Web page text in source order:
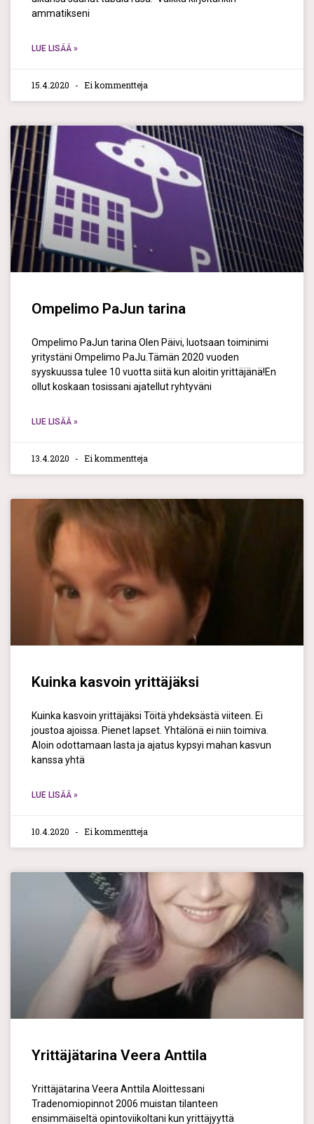
ammatikseni
LUE LISÄÄ »
15.4.2020 Ei kommentteja
Ompelimo PaJun tarina
Ompelimo PaJun tarina Olen Päivi, luotsaan toiminimi
yritystäni Ompelimo PaJu.Tämän 2020 vuoden
syyskuussa tulee 10 vuotta siitä kun aloitin yrittäjänä!En
ollut koskaan tosissani ajatellut ryhtyväni
LUE LISÄÄ »
13.4.2020 Ei kommentteja
Kuinka kasvoin yrittäjäksi
Kuinka kasvoin yrittäjäksi Töitä yhdeksästä viiteen. Ei
joustoa ajoissa. Pienet lapset. Yhtälönä ei niin toimiva.
Aloin odottamaan lasta ja ajatus kypsyi mahan kasvun
kanssa yhtä
LUE LISÄÄ »
10.4.2020 Ei kommentteja
Yrittäjätarina Veera Anttila
Yrittäjätarina Veera Anttila Aloittessani
Tradenomiopinnot 2006 muistan tilanteen
ensimmäiseltä opintoviikoltani kun yrittäjyyttä